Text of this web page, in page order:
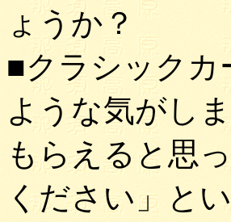
ょうか？
■クラシックカ
ような気がし
もらえると思
ください」と